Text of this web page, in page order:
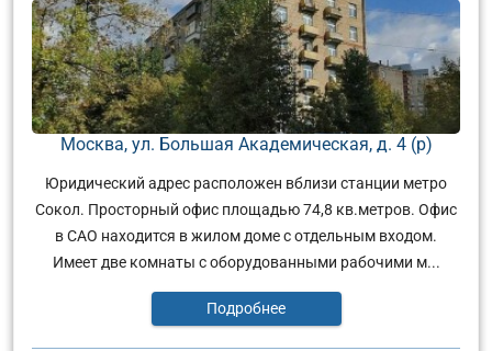
Москва, ул. Большая Академическая, д. 4 (р)
Юридический адрес расположен вблизи станции метро
Сокол. Просторный офис площадью 74,8 кв.метров. Офис
в САО находится в жилом доме с отдельным входом.
Имеет две комнаты с оборудованными рабочими м...
Подробнее